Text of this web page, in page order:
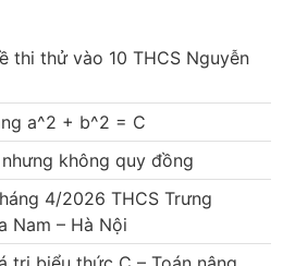
thi thử vào 10 THCS Nguyễn
a^2 + b^2 = C
không quy đồng
4/2026 THCS Trưng
Nam – Hà Nội